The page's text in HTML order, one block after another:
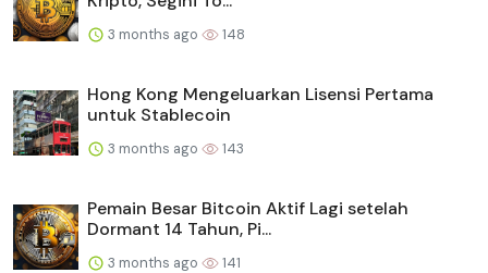
3 months ago 148
Hong Kong Mengeluarkan Lisensi Pertama
untuk Stablecoin
3 months ago 143
Pemain Besar Bitcoin Aktif Lagi setelah
Dormant 14 Tahun, Pi...
3 months ago 141